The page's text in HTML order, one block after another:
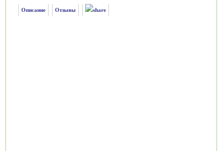
Описание Отзывы